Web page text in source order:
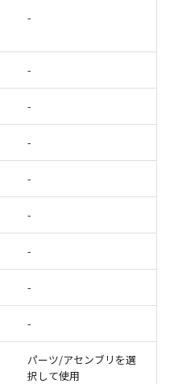
-
-
-
-
-
-
-
-
-
パーツ/アセンブリを選
択して使用